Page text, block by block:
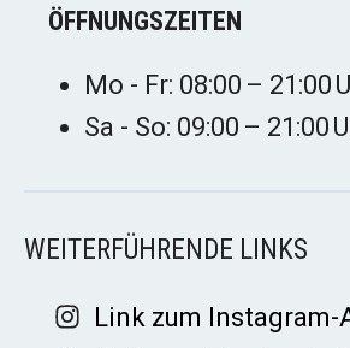
ÖFFNUNGSZEITEN
Mo - Fr: 08:00 – 21:00
Sa - So: 09:00 – 21:00
WEITERFÜHRENDE LINKS
Link zum Instagram-